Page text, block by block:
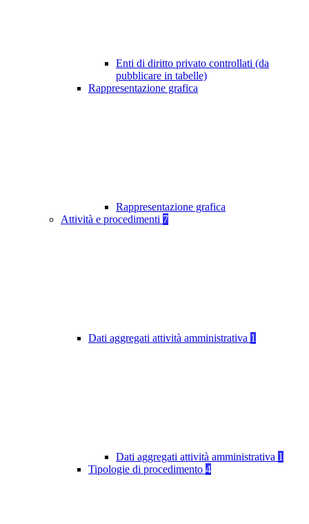
Enti di diritto privato controllati (da
pubblicare in tabelle)
Rappresentazione grafica
Rappresentazione grafica
Attività e procedimenti 7
Dati aggregati attività amministrativa 1
Dati aggregati attività amministrativa 1
Tipologie di procedimento 4